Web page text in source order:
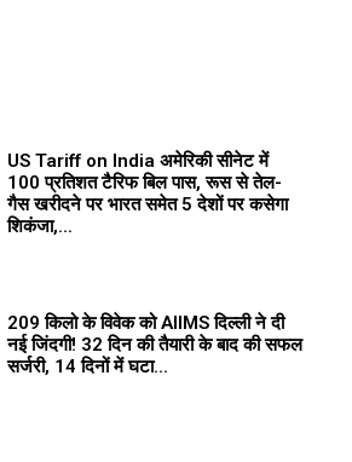
US Tariff on India अमेरिकी सीनेट में
100 प्रतिशत टैरिफ बिल पास, रूस से तेल-
गैस खरीदने पर भारत समेत 5 देशों पर कसेगा
शिकंजा,...
209 किलो के विवेक को AIIMS दिल्ली ने दी
नई जिंदगी! 32 दिन की तैयारी के बाद की सफल
सर्जरी, 14 दिनों में घटा...